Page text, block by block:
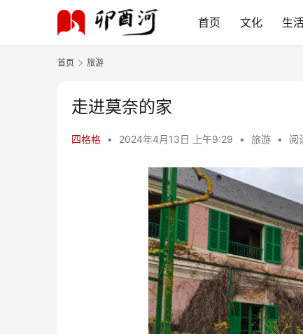
首页 文化 生
首页 旅游
走进莫奈的家
四格格 • 2024年4月13日 上午9:29 • 旅游 • 阅